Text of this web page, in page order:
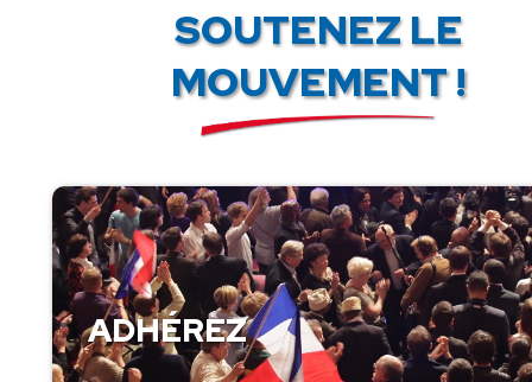
SOUTENEZ LE
MOUVEMENT !
ADHÉREZ